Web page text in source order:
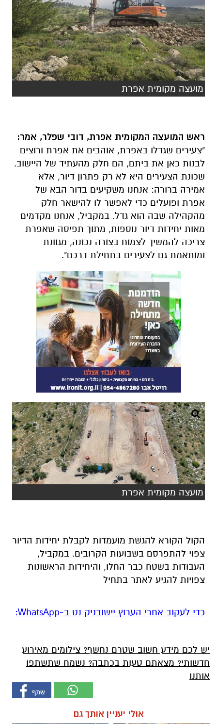
מועצה מקומית אפרת
ראש המועצה המקומית אפרת, דובי שפלר, אמר:
"צעירים שגדלו באפרת, אוהבים את אפרת ורוצים
לבנות כאן את ביתם, הם חלק מהעתיד של היישוב.
שכונת הצעירים היא לא רק פתרון דיור, אלא
אמירה ברורה: אנחנו משקיעים בדור הבא של
אפרת ופועלים כדי לאפשר לו להישאר חלק
מהקהילה שבה הוא גדל. במקביל, אנחנו מקדמים
מאות יחידות דיור נוספות, מתוך תפיסה שאפרת
צריכה להמשיך לצמוח בצורה נכונה, מגוונת
ומותאמת גם לצעירים בתחילת דרכם".
מועצה מקומית אפרת
הקול הקורא להגשת מועמדות לקבלת יחידות הדיור
צפוי להתפרסם בשבועות הקרובים. במקביל,
העבודות בשטח כבר החלו, והיחידות הראשונות
צפויות להגיע לאתר בתחיל
‏כדי לעקוב אחרי הערוץ יישובניק נט ב-WhatsApp:‏‏‏
יש לכם מידע חשוב שטרם נחשף? צילומים מאירוע
חדשותי? מצאתם טעות בכתבה? נשמח שתשתפו
אותנו
אולי יעניין אותך גם